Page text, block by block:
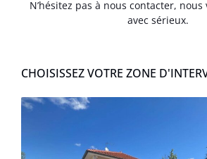
N’hésitez pas à nous contacter,
avec sérieux.
CHOISISSEZ VOTRE ZONE